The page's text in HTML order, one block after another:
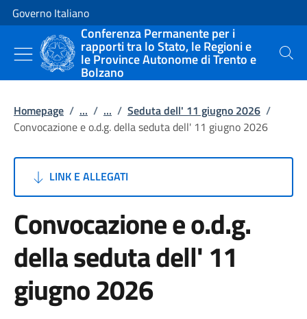
Vai al contenuto
Vai alla navigazione del sito
Governo Italiano
Conferenza Permanente per i
rapporti tra lo Stato, le Regioni e
le Province Autonome di Trento e
Bolzano
Cerca
Homepage / ... / ... / Seduta dell' 11 giugno 2026 /
Convocazione e o.d.g. della seduta dell' 11 giugno 2026
LINK E ALLEGATI
Convocazione e o.d.g.
della seduta dell' 11
giugno 2026